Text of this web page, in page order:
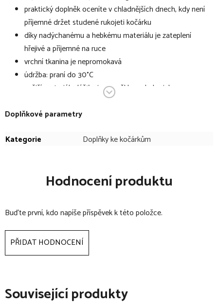
praktický doplněk oceníte v chladnějších dnech, kdy není
příjemné držet studené rukojeti kočárku
díky nadýchanému a hebkému materiálu je zateplení
hřejivé a příjemné na ruce
vrchní tkanina je nepromokavá
údržba: praní do 30°C
vnější materiál: plášťovina s měkkou ekologickou
vnitřní materiál: fleece - 100% polyester
Doplňkové parametry
Kategorie
Doplňky ke kočárkům
Hodnocení produktu
Buďte první, kdo napíše příspěvek k této položce.
PŘIDAT HODNOCENÍ
Související produkty